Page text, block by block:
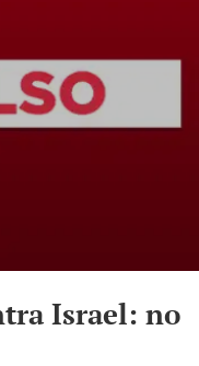
Israel: no